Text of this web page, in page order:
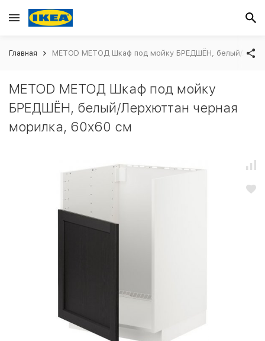
Главная METOD МЕТОД Шкаф под мойку БРЕДШЁН, белый/
METOD МЕТОД Шкаф под мойку
БРЕДШЁН, белый/Лерхюттан черная
морилка, 60x60 см